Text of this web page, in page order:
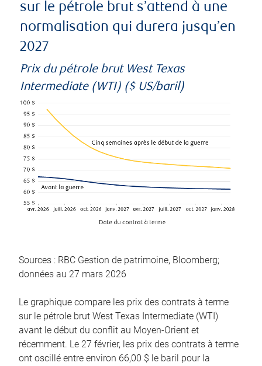
sur le pétrole brut s’attend à une
normalisation qui durera jusqu’en
2027
Prix du pétrole brut West Texas
Intermediate (WTI) ($ US/baril)
Sources : RBC Gestion de patrimoine, Bloomberg;
données au 27 mars 2026
Le graphique compare les prix des contrats à terme
sur le pétrole brut West Texas Intermediate (WTI)
avant le début du conflit au Moyen-Orient et
récemment. Le 27 février, les prix des contrats à terme
ont oscillé entre environ 66,00 $ le baril pour la